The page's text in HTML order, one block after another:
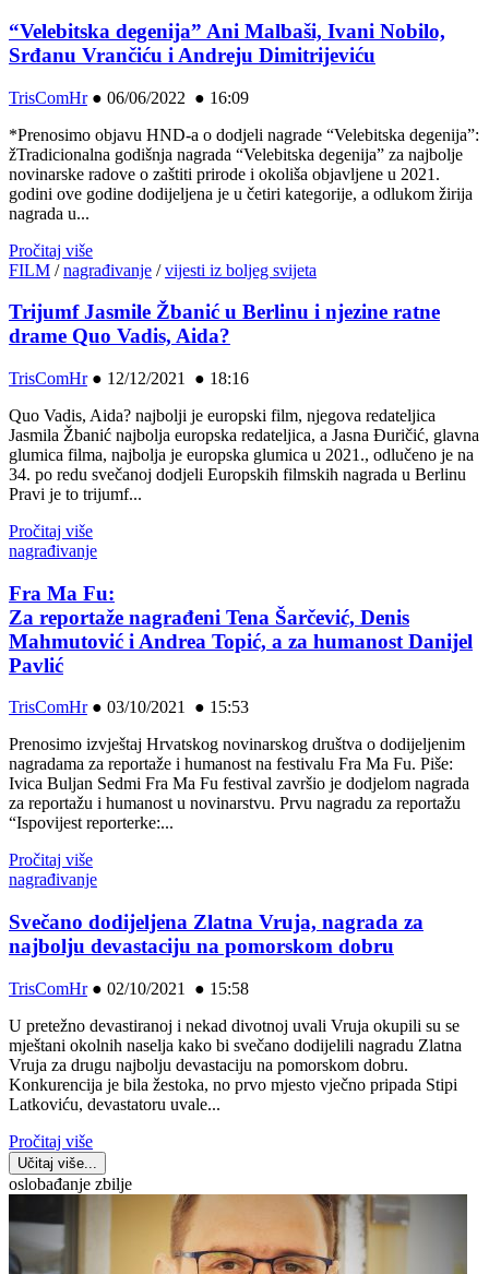
“Velebitska degenija” Ani Malbaši, Ivani Nobilo,
Srđanu Vrančiću i Andreju Dimitrijeviću
TrisComHr● 06/06/2022 ● 16:09
*Prenosimo objavu HND-a o dodjeli nagrade “Velebitska degenija”:
žTradicionalna godišnja nagrada “Velebitska degenija” za najbolje
novinarske radove o zaštiti prirode i okoliša objavljene u 2021.
godini ove godine dodijeljena je u četiri kategorije, a odlukom žirija
nagrada u...
Pročitaj više
FILM /nagrađivanje /vijesti iz boljeg svijeta
Trijumf Jasmile Žbanić u Berlinu i njezine ratne
drame Quo Vadis, Aida?
TrisComHr● 12/12/2021 ● 18:16
Quo Vadis, Aida? najbolji je europski film, njegova redateljica
Jasmila Žbanić najbolja europska redateljica, a Jasna Đuričić, glavna
glumica filma, najbolja je europska glumica u 2021., odlučeno je na
34. po redu svečanoj dodjeli Europskih filmskih nagrada u Berlinu
Pravi je to trijumf...
Pročitaj više
nagrađivanje
Fra Ma Fu:
Za reportaže nagrađeni Tena Šarčević, Denis
Mahmutović i Andrea Topić, a za humanost Danijel
Pavlić
TrisComHr● 03/10/2021 ● 15:53
Prenosimo izvještaj Hrvatskog novinarskog društva o dodijeljenim
nagradama za reportaže i humanost na festivalu Fra Ma Fu. Piše:
Ivica Buljan Sedmi Fra Ma Fu festival završio je dodjelom nagrada
za reportažu i humanost u novinarstvu. Prvu nagradu za reportažu
“Ispovijest reporterke:...
Pročitaj više
nagrađivanje
Svečano dodijeljena Zlatna Vruja, nagrada za
najbolju devastaciju na pomorskom dobru
TrisComHr● 02/10/2021 ● 15:58
U pretežno devastiranoj i nekad divotnoj uvali Vruja okupili su se
mještani okolnih naselja kako bi svečano dodijelili nagradu Zlatna
Vruja za drugu najbolju devastaciju na pomorskom dobru.
Konkurencija je bila žestoka, no prvo mjesto vječno pripada Stipi
Latkoviću, devastatoru uvale...
Pročitaj više
Učitaj više...
oslobađanje zbilje